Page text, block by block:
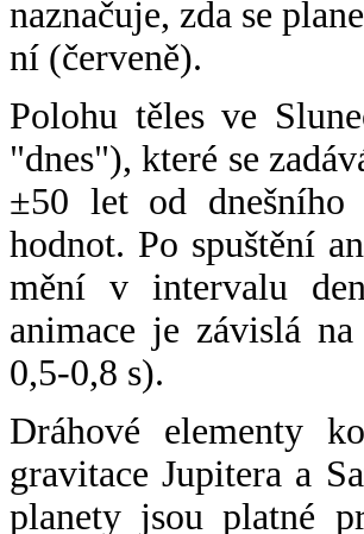
naznačuje, zda se
ní (červeně).
Polohu těles ve
"dnes"), které se
±50 let od dnešního
hodnot. Po spuštění
mění v intervalu
animace je závislá
0,5-0,8 s).
Dráhové elementy
gravitace Jupitera a
planety jsou platné